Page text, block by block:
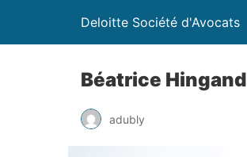
Deloitte Société d'Avocats
Béatrice Hingand
adubly